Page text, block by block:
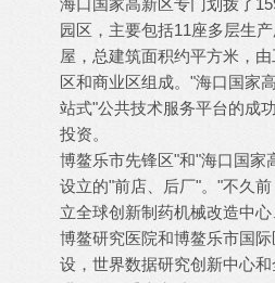
海口国家高新区专门划拨了
园区，主要包括11座多层生
屋，总建筑面积约平方米，
区和商业区组成。"海口国家
站式"公共技术服务平台的成
投资。
博鳌乐市先锋区"和"海口国家
设立的"前店、后厂"。"不久
立全球创新制药机械改造中心
博鳌研究医院和博鳌乐市国
设，世界数据研究创新中心